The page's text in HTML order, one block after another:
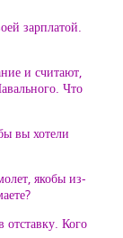
зарплатой.
и считают,
Что
вы хотели
якобы из-
Кого